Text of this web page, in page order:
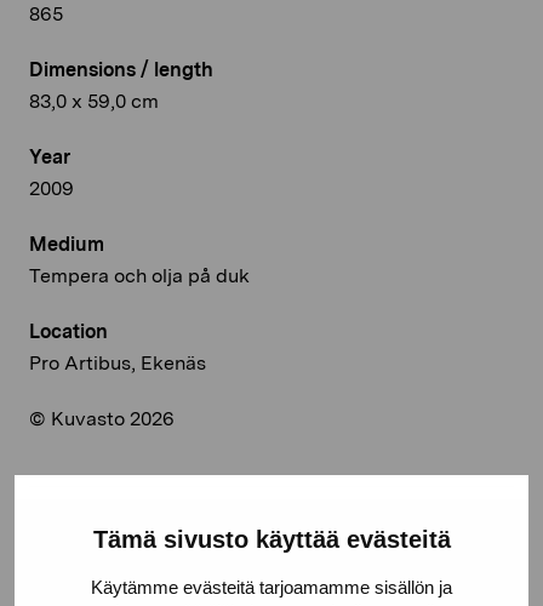
Tämä sivusto käyttää evästeitä
Käytämme evästeitä tarjoamamme sisällön ja
865
Dimensions / length
83,0 x 59,0 cm
Year
2009
Medium
Tempera och olja på duk
Location
Pro Artibus, Ekenäs
© Kuvasto 2026
Facebook